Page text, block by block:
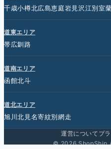
千歳小樽北広島恵庭岩見沢江別室
道東エリア
帯広釧路
道南エリア
函館北斗
道北エリア
旭川北見 名寄紋別網走
運営について プ
© 2026 ShopShip